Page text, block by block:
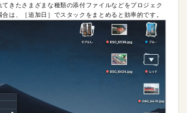
てきたさまざまな種類の添付ファイルなどをプロジェク
合は、［追加日］でスタックをまとめると効率的です。